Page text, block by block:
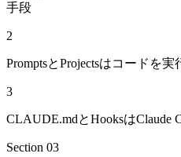
手段
2
PromptsとProjectsはコードを実
3
CLAUDE.mdとHooksはClaude
Section 03